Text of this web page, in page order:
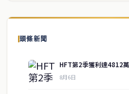
頭條新聞
HFT第2季獲利達4812
8月6日